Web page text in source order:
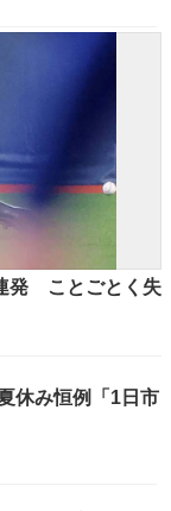
発 ことごとく失
休み恒例「1日市